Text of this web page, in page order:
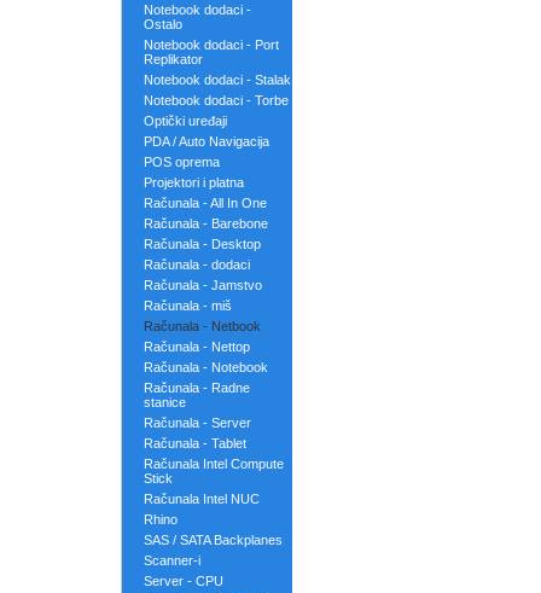
Notebook dodaci -
Ostalo
Notebook dodaci - Port
Replikator
Notebook dodaci - Stalak
Notebook dodaci - Torbe
Optički uređaji
PDA / Auto Navigacija
POS oprema
Projektori i platna
Računala - All In One
Računala - Barebone
Računala - Desktop
Računala - dodaci
Računala - Jamstvo
Računala - miš
Računala - Netbook
Računala - Nettop
Računala - Notebook
Računala - Radne
stanice
Računala - Server
Računala - Tablet
Računala Intel Compute
Stick
Računala Intel NUC
Rhino
SAS / SATA Backplanes
Scanner-i
Server - CPU